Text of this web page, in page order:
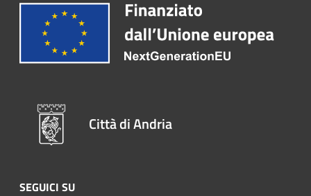
Città di Andria
SEGUICI SU